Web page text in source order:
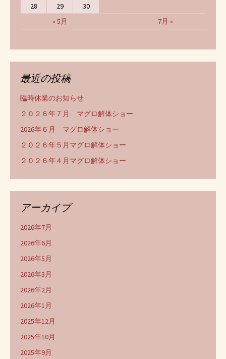
« 5月 7月 »
28 29 30
最近の投稿
臨時休業のお知らせ
２０２６年７月 マグロ解体ショー
2026年６月 マグロ解体ショー
２０２６年５月マグロ解体ショー
２０２６年４月マグロ解体ショー
アーカイブ
2026年7月
2026年6月
2026年5月
2026年3月
2026年2月
2026年1月
2025年12月
2025年10月
2025年9月